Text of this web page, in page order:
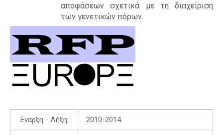
αποφάσεων σχετικά με τη διαχείριση
των γενετικών πόρων.
Εναρξη - Λήξη: 2010-2014